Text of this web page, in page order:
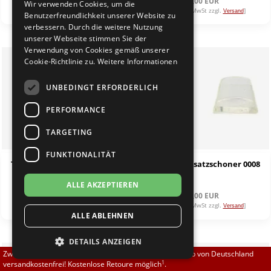
Brautschuhe
Sneaker
Übergrößen 43-44
Flexerinas
Merlet
Nueva Epoca
RayRose
Rummos
Rumpf
TopTanz
] [inkl. 19% MwSt zzgl. Versand]
Top Tanz Absatzschoner 0004
5,00 EUR
[inkl. 19% MwSt zzgl.Versand]
Top Tanz Absatzschoner 0008
5,00 EUR
[inkl. 19% MwSt zzgl. Versand]
Zwischen 70,00 EUR und 800,00 EUR liefern wir innerhalb von Deutschland
versandkostenfrei! Kostenlose Retoure möglich1.
Wir verwenden Cookies, um die
Benutzerfreundlichkeit unserer Website zu
verbessern. Durch die weitere Nutzung
unserer Webseite stimmen Sie der
Verwendung von Cookies gemäß unserer
Cookie-Richtlinie zu. Weitere Informationen
UNBEDINGT ERFORDERLICH
PERFORMANCE
TARGETING
FUNKTIONALITÄT
ALLE AKZEPTIEREN
ALLE ABLEHNEN
DETAILS ANZEIGEN